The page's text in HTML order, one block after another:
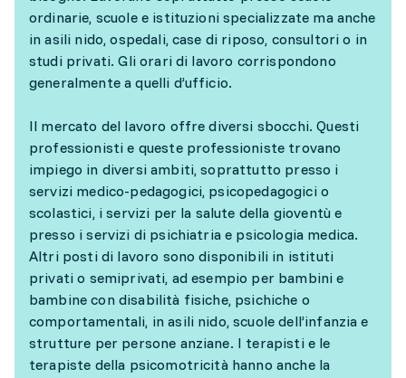
ordinarie, scuole e istituzioni specializzate ma anche
in asili nido, ospedali, case di riposo, consultori o in
studi privati. Gli orari di lavoro corrispondono
generalmente a quelli d’ufficio.
Il mercato del lavoro offre diversi sbocchi. Questi
professionisti e queste professioniste trovano
impiego in diversi ambiti, soprattutto presso i
servizi medico-pedagogici, psicopedagogici o
scolastici, i servizi per la salute della gioventù e
presso i servizi di psichiatria e psicologia medica.
Altri posti di lavoro sono disponibili in istituti
privati o semiprivati, ad esempio per bambini e
bambine con disabilità fisiche, psichiche o
comportamentali, in asili nido, scuole dell’infanzia e
strutture per persone anziane. I terapisti e le
terapiste della psicomotricità hanno anche la